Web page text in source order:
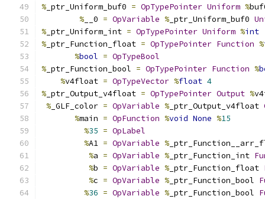
% _ptr_Uniform_buf0 = OpTypePointer Uniform %
% __0 = OpVariable % _ptr_Uniform_buf0
% _ptr_Uniform_int = OpTypePointer Uniform %int
% _ptr_Function_float = OpTypePointer Function %
%bool = OpTypeBool
% _ptr_Function_bool = OpTypePointer Function %
%v4float = OpTypeVector %float 4
% _ptr_Output_v4float = OpTypePointer Output %
% _GLF_color = OpVariable % _ptr_Output_v4float
%main = OpFunction %void None %15
%35 = OpLabel
%A1 = OpVariable %
%a = OpVariable % _ptr_Function_int
%b = OpVariable % _ptr_Function_float
%c = OpVariable % _ptr_Function_bool
%36 = OpVariable % _ptr_Function_bool